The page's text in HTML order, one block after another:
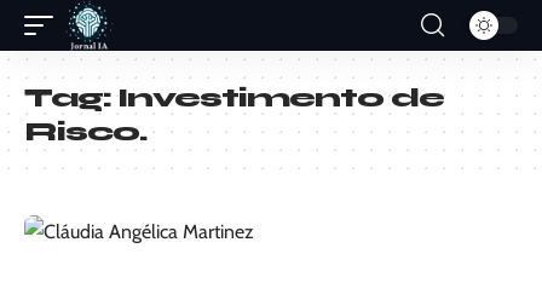
Tag:Investimento de
Risco.